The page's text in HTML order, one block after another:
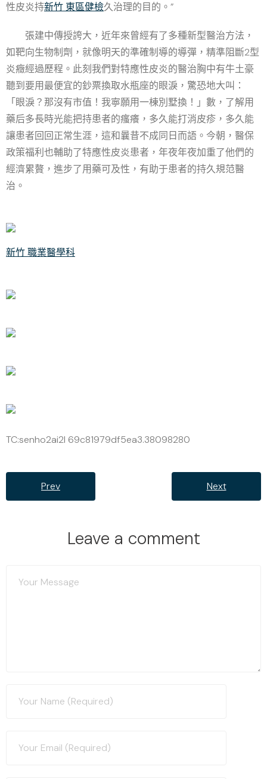
性皮炎持新竹 東區健檢久治理的目的。”
張建中傳授誇大，近年來曾經有了多種新型醫治方法，
如靶向生物制劑，就像明天的準確制導的導彈，精準阻斷2型
炎癥經過歷程。此刻我們對特應性皮炎的醫治胸中有牛土豪
聽到要用最便宜的鈔票換取水瓶座的眼淚，驚恐地大叫：
「眼淚？那沒有市值！我寧願用一棟別墅換！」數，了解用
藥后多長時光能把持患者的瘙癢，多久能打消皮疹，多久能
讓患者回回正常生涯，這和曩昔不成同日而語。今朝，醫保
政策福利也輔助了特應性皮炎患者，年夜年夜加重了他們的
經濟累贅，進步了用藥可及性，有助于患者的持久規范醫
治。
新竹 職業醫學科
TC:senho2ai2l 69c81979df5ea3.38098280
Prev Next
Leave a comment